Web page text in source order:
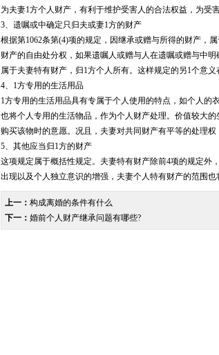
为夫妻1方个人财产，有利于维护受害人的合法权益，为受
3、遗嘱或中确定只归夫或妻1方的财产
根据第1062条第(4)项的规定，因继承或赠与所得的财产，
财产的自由处分权，如果遗嘱人或赠与人在遗嘱或赠与中
属于夫妻特有财产，归1方个人所有。这样规定的另1个意
4、1方专用的生活用品
1方专用的生活用品具有专属于个人使用的特点，如个人
也将个人专用的生活物品，作为个人财产处理。价值较大
购买该物时的意愿。况且，夫妻对共同财产有平等的处理
5、其他应当归1方的财产
这项规定属于概括性规定。夫妻特有财产除前4项的规定外
出现以及个人独立意识的增强，夫妻个人特有财产的范围也
上一： 构成离婚的条件有什么
下一： 婚前个人财产继承问题有哪些?